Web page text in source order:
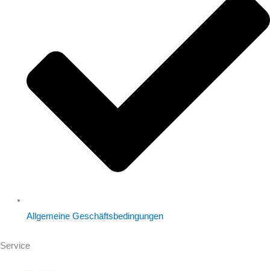
Allgemeine Geschäftsbedingungen
Service